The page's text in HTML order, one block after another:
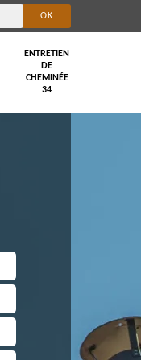
ENTRETIEN
DE
CHEMINÉE
34